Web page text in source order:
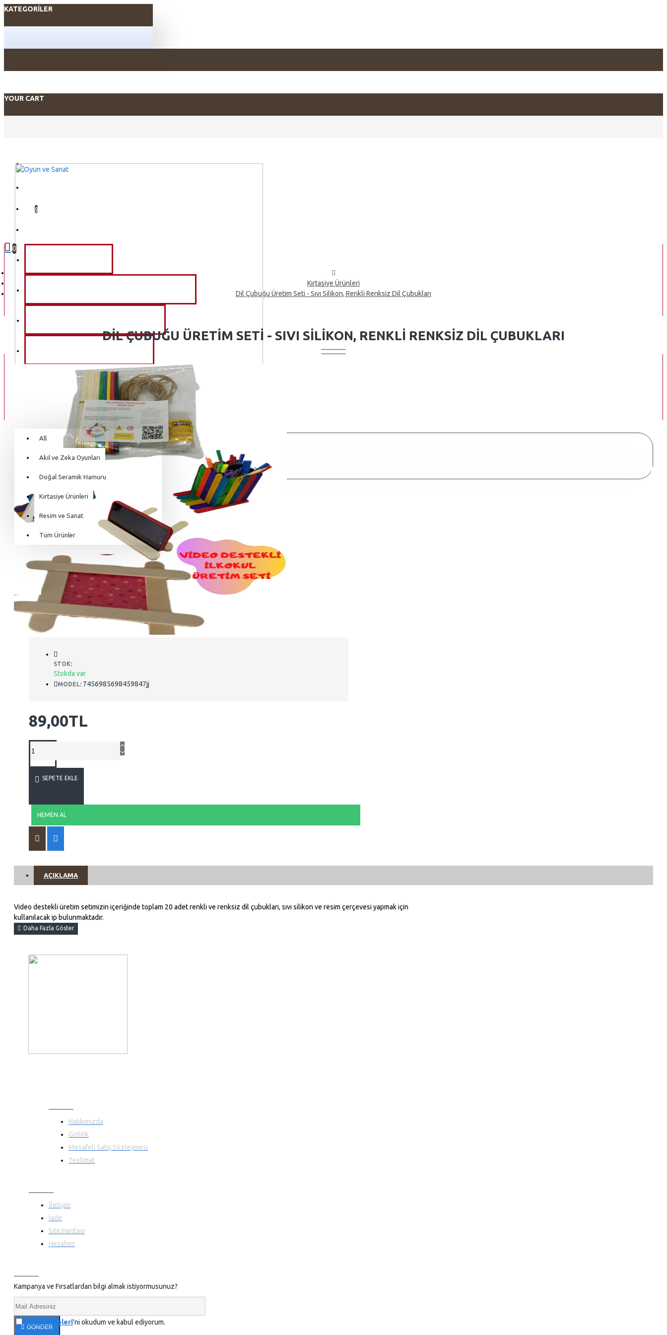
KATEGORILER
YOUR CART
LISTEM
0
All
Akıl ve Zeka Oyunları
Doğal Seramik Hamuru
Kırtasiye Ürünleri
Resim ve Sanat
Tüm Ürünler
0 ürün - 0,00TL
KIRTASIYE ÜRÜNLERI
0
Kırtasiye Ürünleri
Dil Çubuğu Üretim Seti - Sıvı Silikon, Renkli Renksiz Dil Çubukları
DIL ÇUBUĞU ÜRETIM SETI - SIVI SILIKON, RENKLI RENKSIZ DIL ÇUBUKLARI
STOK:
Stokda var
MODEL: 7456985698459847jj
89,00TL
SEPETE EKLE
HEMEN AL
AÇIKLAMA
Video destekli üretim setimizin içeriğinde toplam 20 adet renkli ve renksiz dil çubukları, sıvı silikon ve resim çerçevesi yapmak için
kullanılacak ip bulunmaktadır.
Hakkımızda
Gizlilik
Mesafeli Satış Sözleşmesi
Teslimat
İletişim
İade
Site Haritası
Hesabım
Kampanya ve Fırsatlardan bilgi almak istiyormusunuz?
GÖNDER
Gizlilik İlkeleri'ni okudum ve kabul ediyorum.